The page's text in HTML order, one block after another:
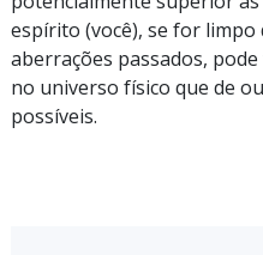
espírito (você), se for
aberrações passados,
no universo físico que de
possíveis.